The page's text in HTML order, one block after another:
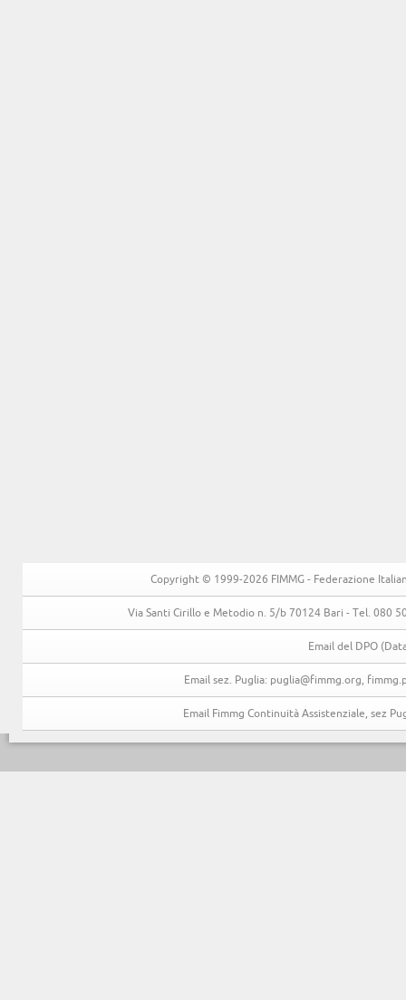
Copyright © 1999-2026 FIMMG - Federazione
Via Santi Cirillo e Metodio n. 5/b 70124 Bari - Tel. 080
Email del DPO
Email sez. Puglia: puglia@fimmg.org,
Email Fimmg Continuità Assistenziale, sez